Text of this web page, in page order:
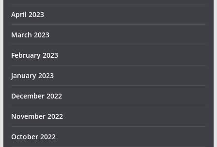
April 2023
March 2023
February 2023
January 2023
December 2022
November 2022
October 2022